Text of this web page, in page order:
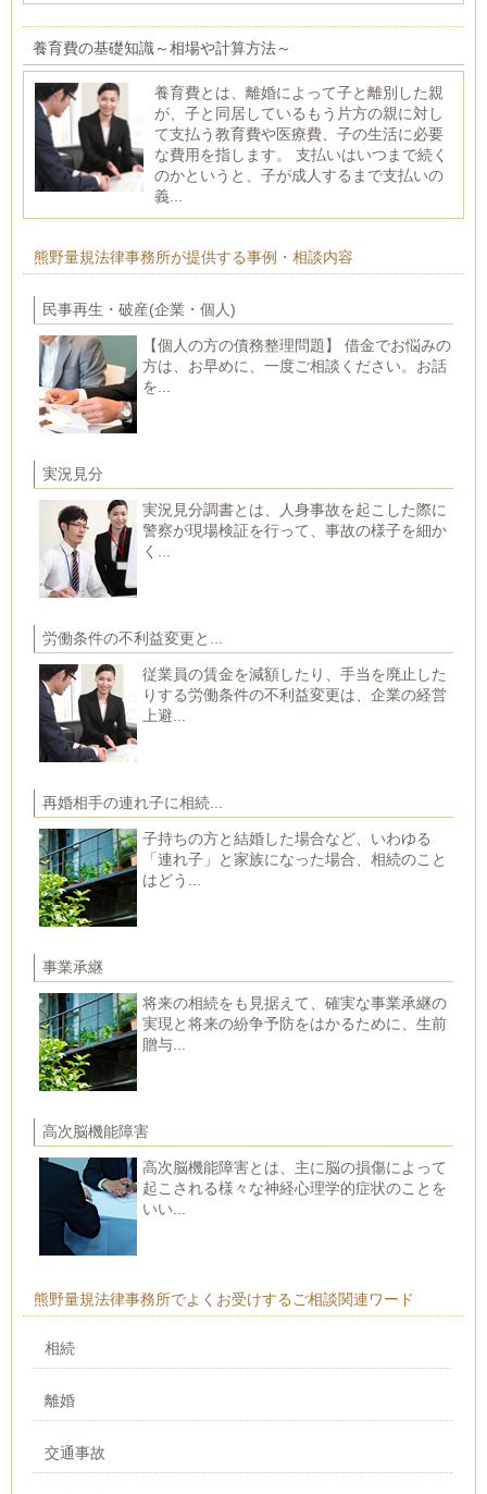
養育費の基礎知識～相場や計算方法～
養育費とは、離婚によって子と離別した親
が、子と同居しているもう片方の親に対し
て支払う教育費や医療費、子の生活に必要
な費用を指します。 支払いはいつまで続く
のかというと、子が成人するまで支払いの
義...
熊野量規法律事務所が提供する事例・相談内容
民事再生・破産(企業・個人)
【個人の方の債務整理問題】 借金でお悩みの
方は、お早めに、一度ご相談ください。お話
を...
実況見分
実況見分調書とは、人身事故を起こした際に
警察が現場検証を行って、事故の様子を細か
く...
労働条件の不利益変更と...
従業員の賃金を減額したり、手当を廃止した
りする労働条件の不利益変更は、企業の経営
上避...
再婚相手の連れ子に相続...
子持ちの方と結婚した場合など、いわゆる
「連れ子」と家族になった場合、相続のこと
はどう...
事業承継
将来の相続をも見据えて、確実な事業承継の
実現と将来の紛争予防をはかるために、生前
贈与...
高次脳機能障害
高次脳機能障害とは、主に脳の損傷によって
起こされる様々な神経心理学的症状のことを
いい...
熊野量規法律事務所でよくお受けするご相談関連ワード
相続
離婚
交通事故